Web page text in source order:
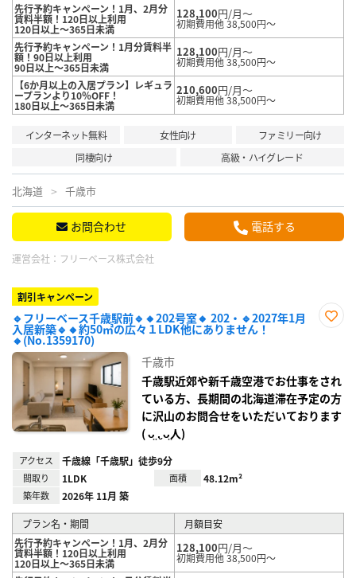
先行予約キャンペーン！1月、2月分
賃料半額！120日以上利用
120日以上～365日未満
128,100円/月～
初期費用他 38,500円～
先行予約キャンペーン！1月分賃料半
額！90日以上利用
90日以上～365日未満
128,100円/月～
初期費用他 38,500円～
【6か月以上の入居プラン】レギュラ
ープランより10％OFF！
180日以上～365日未満
210,600円/月～
初期費用他 38,500円～
インターネット無料 女性向け
ファミリー向け
同棲向け
高級・ハイグレード
北海道 千歳市
お問合わせ 電話する
運営会社： フリーベース株式会社
割引キャンペーン
🔹フリーベース千歳駅前🔹🔸202号室🔸 202・🔹2027年1月
入居新築🔹🔸約50㎡の広々１LDK他にありません！
🔸(No.1359170)
千歳市
千歳駅近郊や新千歳空港でお仕事をされ
ている方、長期間の北海道滞在予定の方
に沢山のお問合せをいただいております
( ᴗ̤ .̮ ᴗ̤人)
アクセス 千歳線「千歳駅」徒歩9分
間取り 1LDK 面積 48.12m²
築年数 2026年 11月 築
プラン名・期間
月額目安
先行予約キャンペーン！1月、2月分
賃料半額！120日以上利用
120日以上～365日未満
128,100円/月～
初期費用他 38,500円～